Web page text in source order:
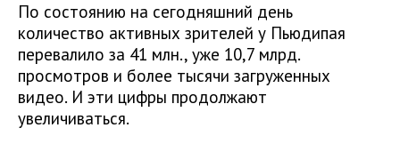
По состоянию на сегодняшний день
количество активных зрителей у Пьюдипая
перевалило за 41 млн., уже 10,7 млрд.
просмотров и более тысячи загруженных
видео. И эти цифры продолжают
увеличиваться.